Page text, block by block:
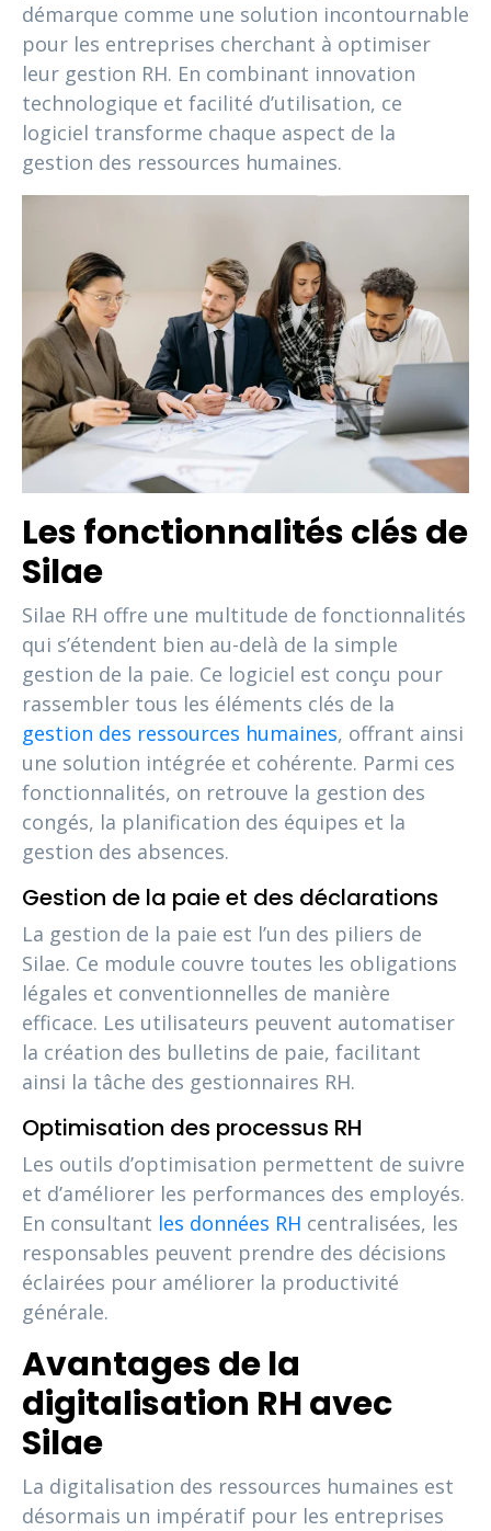
démarque comme une solution incontournable
pour les entreprises cherchant à optimiser
leur gestion RH. En combinant innovation
technologique et facilité d’utilisation, ce
logiciel transforme chaque aspect de la
gestion des ressources humaines.
Les fonctionnalités clés de
Silae
Silae RH offre une multitude de fonctionnalités
qui s’étendent bien au-delà de la simple
gestion de la paie. Ce logiciel est conçu pour
rassembler tous les éléments clés de la
gestion des ressources humaines, offrant ainsi
une solution intégrée et cohérente. Parmi ces
fonctionnalités, on retrouve la gestion des
congés, la planification des équipes et la
gestion des absences.
Gestion de la paie et des déclarations
La gestion de la paie est l’un des piliers de
Silae. Ce module couvre toutes les obligations
légales et conventionnelles de manière
efficace. Les utilisateurs peuvent automatiser
la création des bulletins de paie, facilitant
ainsi la tâche des gestionnaires RH.
Optimisation des processus RH
Les outils d’optimisation permettent de suivre
et d’améliorer les performances des employés.
En consultant les données RH centralisées, les
responsables peuvent prendre des décisions
éclairées pour améliorer la productivité
générale.
Avantages de la
digitalisation RH avec
Silae
La digitalisation des ressources humaines est
désormais un impératif pour les entreprises